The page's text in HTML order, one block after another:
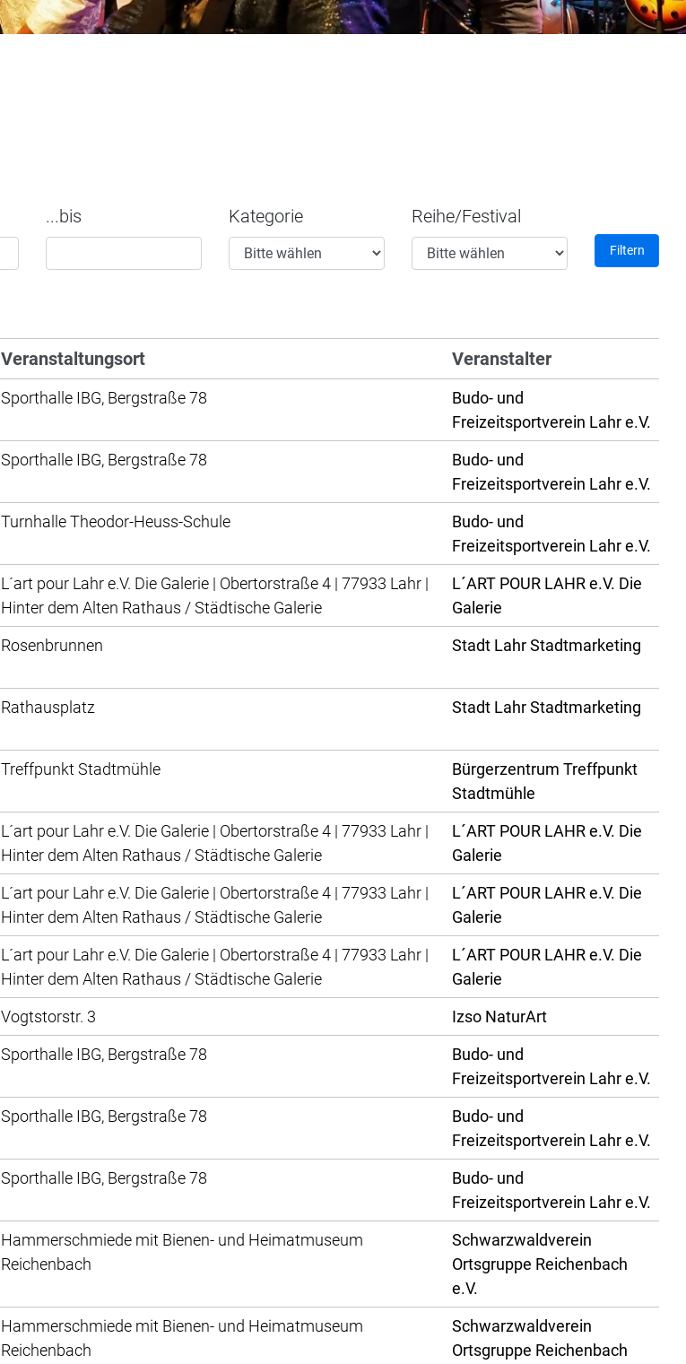
...bis Kategorie Reihe/Festival
Filtern
Veranstaltungsort Veranstalter
Sporthalle IBG, Bergstraße 78
Budo- und
Freizeitsportverein Lahr e.V.
Sporthalle IBG, Bergstraße 78
Budo- und
Freizeitsportverein Lahr e.V.
Turnhalle Theodor-Heuss-Schule
Budo- und
Freizeitsportverein Lahr e.V.
L´art pour Lahr e.V. Die Galerie | Obertorstraße 4 | 77933 Lahr |
Hinter dem Alten Rathaus / Städtische Galerie
L´ART POUR LAHR e.V. Die
Galerie
Rosenbrunnen Stadt Lahr Stadtmarketing
Rathausplatz Stadt Lahr Stadtmarketing
Treffpunkt Stadtmühle
Bürgerzentrum Treffpunkt
Stadtmühle
L´art pour Lahr e.V. Die Galerie | Obertorstraße 4 | 77933 Lahr |
Hinter dem Alten Rathaus / Städtische Galerie
L´ART POUR LAHR e.V. Die
Galerie
L´art pour Lahr e.V. Die Galerie | Obertorstraße 4 | 77933 Lahr |
Hinter dem Alten Rathaus / Städtische Galerie
L´ART POUR LAHR e.V. Die
Galerie
L´art pour Lahr e.V. Die Galerie | Obertorstraße 4 | 77933 Lahr |
Hinter dem Alten Rathaus / Städtische Galerie
L´ART POUR LAHR e.V. Die
Galerie
Vogtstorstr. 3
Izso NaturArt
Sporthalle IBG, Bergstraße 78
Budo- und
Freizeitsportverein Lahr e.V.
Sporthalle IBG, Bergstraße 78
Budo- und
Freizeitsportverein Lahr e.V.
Sporthalle IBG, Bergstraße 78
Budo- und
Freizeitsportverein Lahr e.V.
Hammerschmiede mit Bienen- und Heimatmuseum
Reichenbach
Schwarzwaldverein
Ortsgruppe Reichenbach
e.V.
Hammerschmiede mit Bienen- und Heimatmuseum
Reichenbach
Schwarzwaldverein
Ortsgruppe Reichenbach